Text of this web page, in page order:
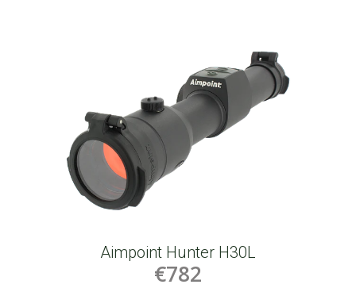
Aimpoint Hunter H30L
€782